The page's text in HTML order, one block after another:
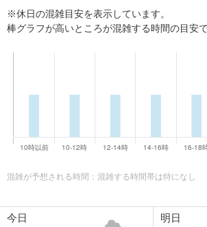
※休日の混雑目安を表示しています。
棒グラフが高いところが混雑する時間の目安で
混雑が予想される時間：混雑する時間帯は特になし
今日 明日